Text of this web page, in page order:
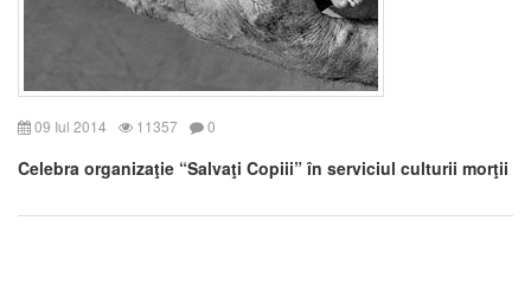
09 Iul 2014 11357 0
Celebra organizaţie “Salvaţi Copiii” în serviciul culturii morţii